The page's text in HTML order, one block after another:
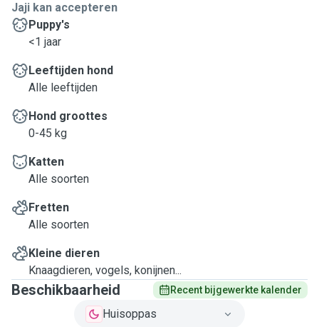
Jaji kan accepteren
Puppy's
<1 jaar
Leeftijden hond
Alle leeftijden
Hond groottes
0-45 kg
Katten
Alle soorten
Fretten
Alle soorten
Kleine dieren
Knaagdieren, vogels, konijnen...
Beschikbaarheid Recent bijgewerkte kalender
Huisoppas